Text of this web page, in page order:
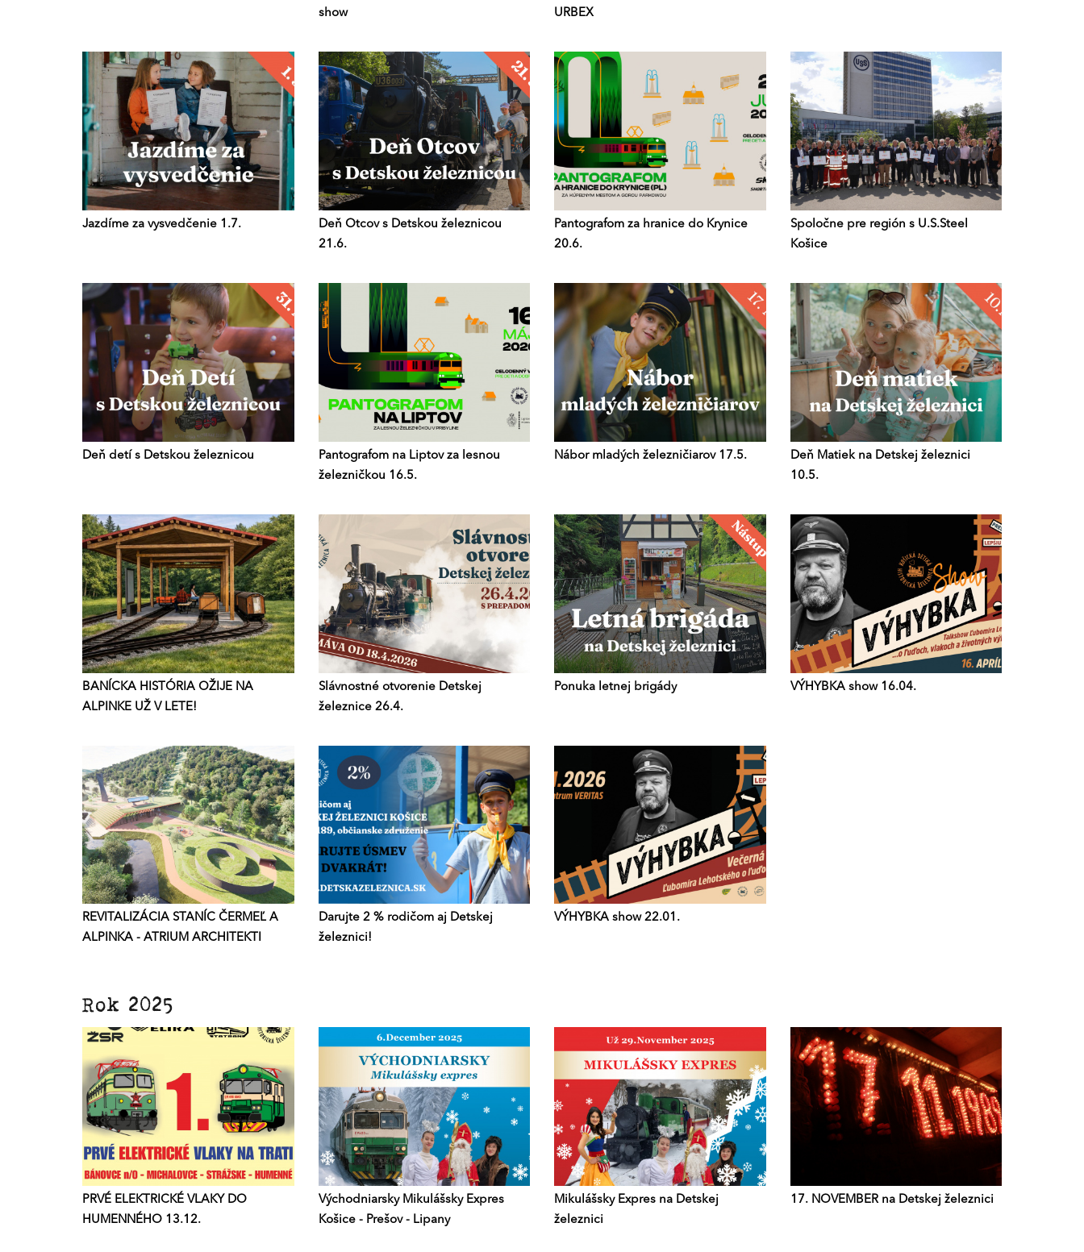
show
URBEX
Jazdíme za vysvedčenie 1.7.
Deň Otcov s Detskou železnicou
21.6.
Pantografom za hranice do Krynice
20.6.
Spoločne pre región s U.S.Steel
Košice
Deň detí s Detskou železnicou
Pantografom na Liptov za lesnou
železničkou 16.5.
Nábor mladých železničiarov 17.5.
Deň Matiek na Detskej železnici
10.5.
BANÍCKA HISTÓRIA OŽIJE NA
ALPINKE UŽ V LETE!
Slávnostné otvorenie Detskej
železnice 26.4.
Ponuka letnej brigády VÝHYBKA show 16.04.
REVITALIZÁCIA STANÍC ČERMEĽ A
ALPINKA - ATRIUM ARCHITEKTI
Darujte 2 % rodičom aj Detskej
železnici!
VÝHYBKA show 22.01.
Rok 2025
PRVÉ ELEKTRICKÉ VLAKY DO
HUMENNÉHO 13.12.
Východniarsky Mikulášsky Expres
Košice - Prešov - Lipany
Mikulášsky Expres na Detskej
železnici
17. NOVEMBER na Detskej železnici